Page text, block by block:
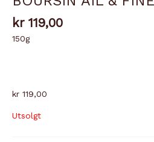
kr119,00
150g
kr 119,00
Utsolgt